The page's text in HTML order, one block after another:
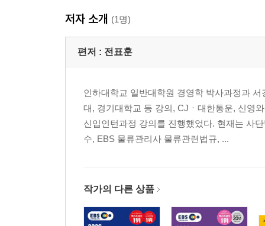
저자 소개 (1명)
편저 : 전표훈
인하대학교 일반대학원 경영학 박사과정과
대, 경기대학교 등 강의, CJㆍ대한통운, 신영
신입인턴과정 강의를 진행했었다. 현재는 사
수, EBS 물류관리사 물류관련법규, ...
작가의 다른 상품